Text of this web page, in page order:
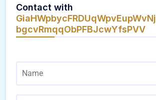
Contact with
GiaHWpbycFRDUqWpvEupWvNj
bgcvRmqqObPFBJcwYfsPVV